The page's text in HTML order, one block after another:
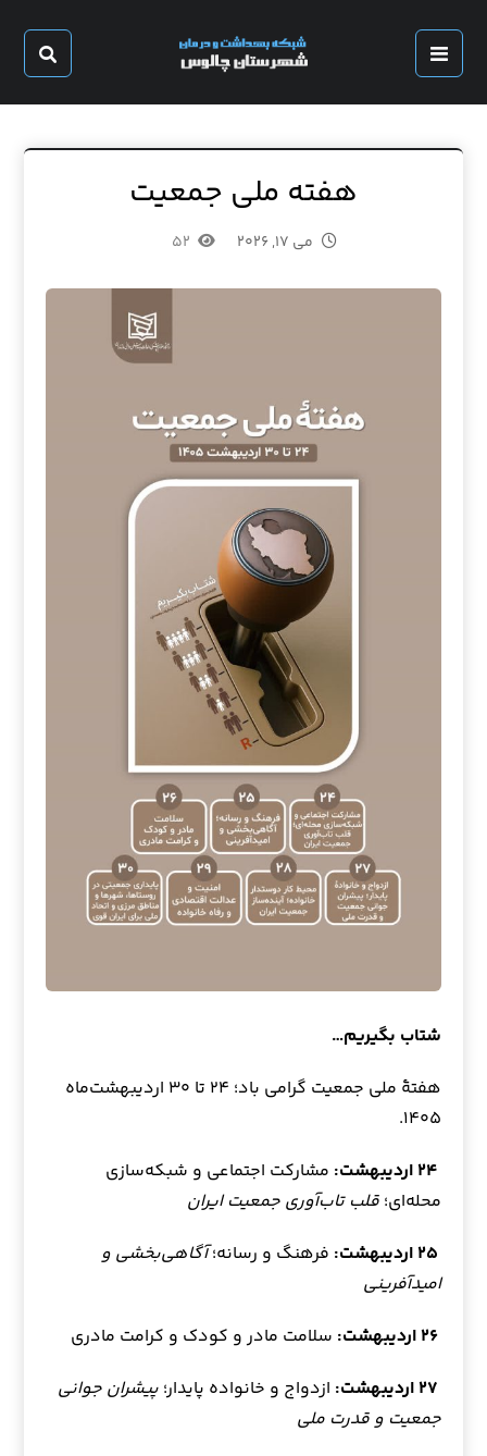
هفته ملی جمعیت
می ۱۷, ۲۰۲۶ ۵۲
شتاب بگیریم…
هفتهٔ ملی جمعیت گرامی باد؛ ۲۴ تا ۳۰ اردیبهشت‌ماه
۱۴۰۵.
مشارکت اجتماعی و شبکه‌سازی
محله‌ای؛قلب تاب‌آوری جمعیت ایران
فرهنگ و رسانه؛آگاهی‌بخشی و
امیدآفرینی
۲۶ اردیبهشت:
سلامت مادر و کودک و کرامت مادری
ازدواج و خانواده پایدار؛پیشران جوانی
جمعیت و قدرت ملی